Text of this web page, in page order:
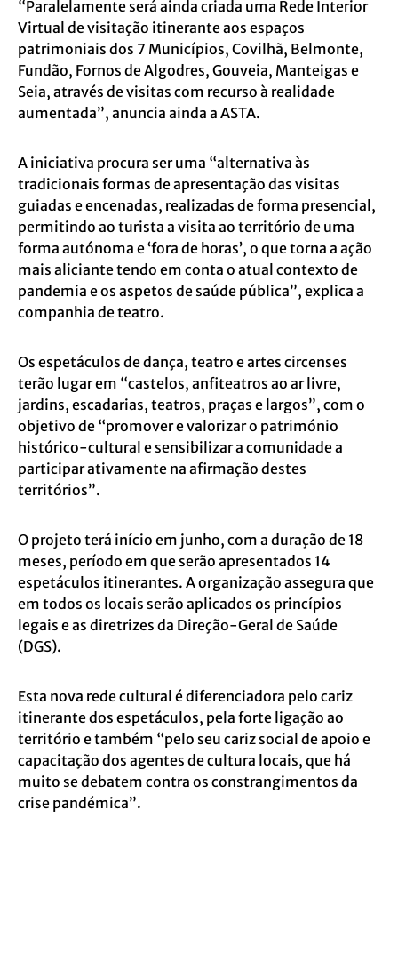
“Paralelamente será ainda criada uma Rede Interior
Virtual de visitação itinerante aos espaços
patrimoniais dos 7 Municípios, Covilhã, Belmonte,
Fundão, Fornos de Algodres, Gouveia, Manteigas e
Seia, através de visitas com recurso à realidade
aumentada”, anuncia ainda a ASTA.
A iniciativa procura ser uma “alternativa às
tradicionais formas de apresentação das visitas
guiadas e encenadas, realizadas de forma presencial,
permitindo ao turista a visita ao território de uma
forma autónoma e ‘fora de horas’, o que torna a ação
mais aliciante tendo em conta o atual contexto de
pandemia e os aspetos de saúde pública”, explica a
companhia de teatro.
Os espetáculos de dança, teatro e artes circenses
terão lugar em “castelos, anfiteatros ao ar livre,
jardins, escadarias, teatros, praças e largos”, com o
objetivo de “promover e valorizar o património
histórico-cultural e sensibilizar a comunidade a
participar ativamente na afirmação destes
territórios”.
O projeto terá início em junho, com a duração de 18
meses, período em que serão apresentados 14
espetáculos itinerantes. A organização assegura que
em todos os locais serão aplicados os princípios
legais e as diretrizes da Direção-Geral de Saúde
(DGS).
Esta nova rede cultural é diferenciadora pelo cariz
itinerante dos espetáculos, pela forte ligação ao
território e também “pelo seu cariz social de apoio e
capacitação dos agentes de cultura locais, que há
muito se debatem contra os constrangimentos da
crise pandémica”.